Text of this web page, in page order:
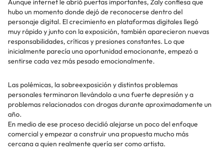
Aunque internet le abrió puertas importantes, Zaly confiesa que
hubo un momento donde dejó de reconocerse dentro del
personaje digital. El crecimiento en plataformas digitales llegó
muy rápido y junto con la exposición, también aparecieron nuevas
responsabilidades, críticas y presiones constantes. Lo que
inicialmente parecía una oportunidad emocionante, empezó a
sentirse cada vez más pesado emocionalmente.
Las polémicas, la sobreexposición y distintos problemas
personales terminaron llevándolo a una fuerte depresión y a
problemas relacionados con drogas durante aproximadamente un
año.
En medio de ese proceso decidió alejarse un poco del enfoque
comercial y empezar a construir una propuesta mucho más
cercana a quien realmente quería ser como artista.